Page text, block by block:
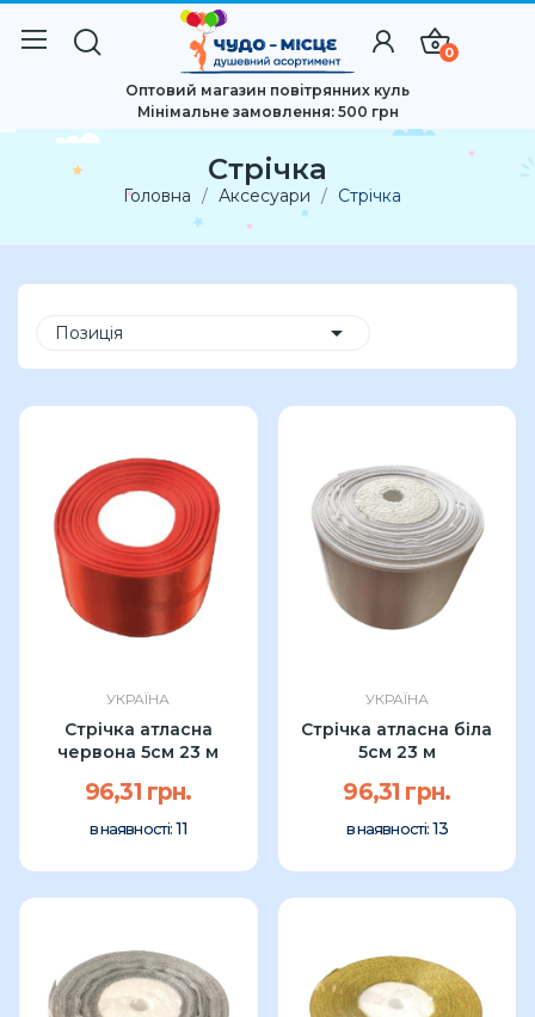
0
Оптовий магазин повітрянних куль
Мінімальне замовлення: 500 грн
Стрічка
Головна Аксесуари Стрічка
Позиція 
УКРАЇНА
Стрічка атласна
червона 5см 23 м
96,31 грн.
в наявності: 11
УКРАЇНА
Стрічка атласна біла
5см 23 м
96,31 грн.
в наявності: 13